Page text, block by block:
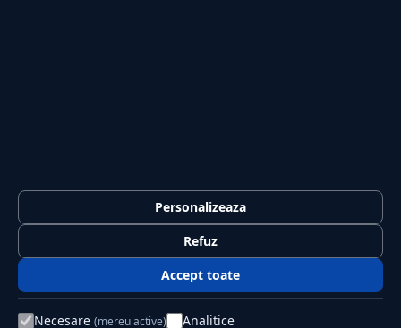
Confidențialitate
Politica de cookies
Personalizeaza
Refuz
Accept toate
Necesare (mereu active) Analitice